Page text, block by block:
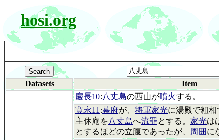
hosi.org
Datasets Item
慶長10:八丈島の西山が噴火する。
寛永11 :幕府が、 将軍家光に湯殿で粗
主休庵を八丈島へ流罪とする。 家光は
とするほどの立腹であったが、
周囲 に